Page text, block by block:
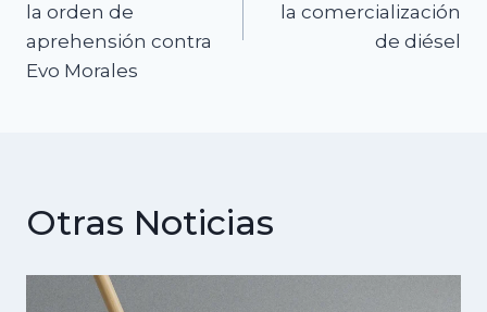
entradas
la orden de
aprehensión contra
Evo Morales
la comercialización
de diésel
Otras Noticias